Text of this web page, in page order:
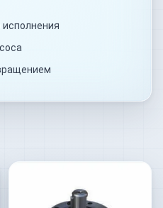
исполнения